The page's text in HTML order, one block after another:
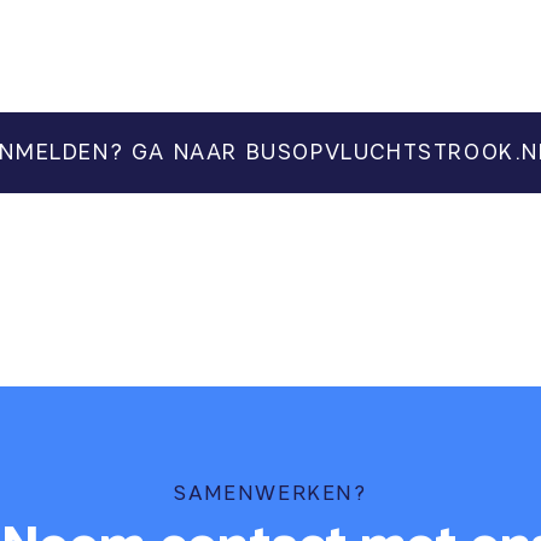
GA NAAR
SAMENWERKEN?